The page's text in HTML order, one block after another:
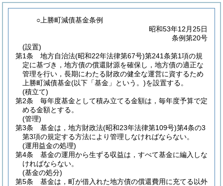
○上勝町減債基金条例
昭和53年12月25日
条例第20号
(設置)
第1条
地方自治法(昭和22年法律第67号)第241条第1項の規
定に基づき，地方債の償還財源を確保し，地方債の適正な
管理を行い，長期にわたる財政の健全な運営に資するため
上勝町減債基金(以下「基金」という。)を設置する。
(積立て)
第2条
毎年度基金として積み立てる金額は，毎年度予算で定
める金額とする。
(管理)
第3条
基金は，地方財政法(昭和23年法律第109号)第4条の3
第3項の規定する方法により管理しなければならない。
(運用益金の処理)
第4条
基金の運用から生ずる収益は，すべて基金に編入しな
ければならない。
(基金の処分)
第5条
基金は，町が借入れた地方債の償還費用に充てる以外